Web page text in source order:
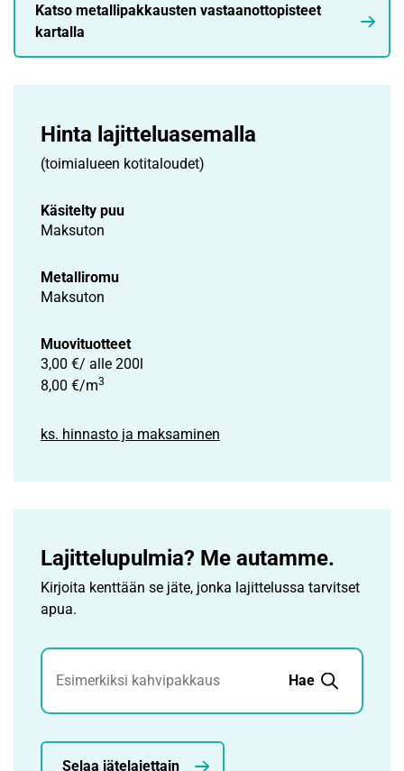
Katso metallipakkausten vastaanottopisteet
kartalla
Hinta lajittelu­asemalla
(toimialueen kotitaloudet)
Käsitelty puu
Maksuton
Metalliromu
Maksuton
Muovituotteet
3,00 €/ alle 200l
8,00 €/m3
ks. hinnasto ja maksaminen
Lajittelupulmia? Me autamme.
Kirjoita kenttään se jäte, jonka lajittelussa tarvitset
apua.
Jätehaku
Hae
Selaa jätelajettain